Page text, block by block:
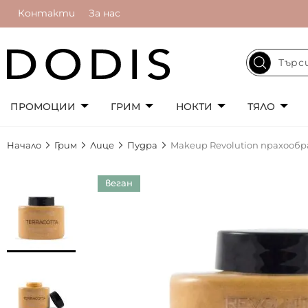
Контакти За нас
ПРОМОЦИИ ГРИМ НОКТИ ТЯЛО
Начало Грим Лице Пудра Makeup Revolution
веган
края
галерията